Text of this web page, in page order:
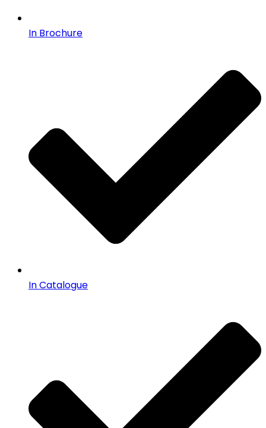
In Brochure
In Catalogue